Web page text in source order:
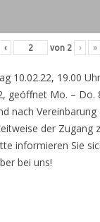
‹ von 2 › »
10.02.22, 19.00 Uhr
geöffnet Mo. – Do.
nach
der Zugang
informieren Sie
bei uns!